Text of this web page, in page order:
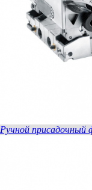
Ручной